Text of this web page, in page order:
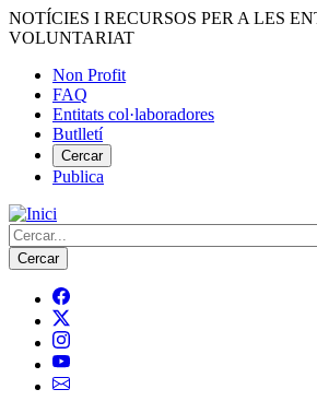
Vés
al
NOTÍCIES I RECURSOS PER A LES
VOLUNTARIAT
Menú
del
compte
d'usuari
Non Profit
FAQ
Entitats col·laboradores
Butlletí
Cercar
Publica
Cerca